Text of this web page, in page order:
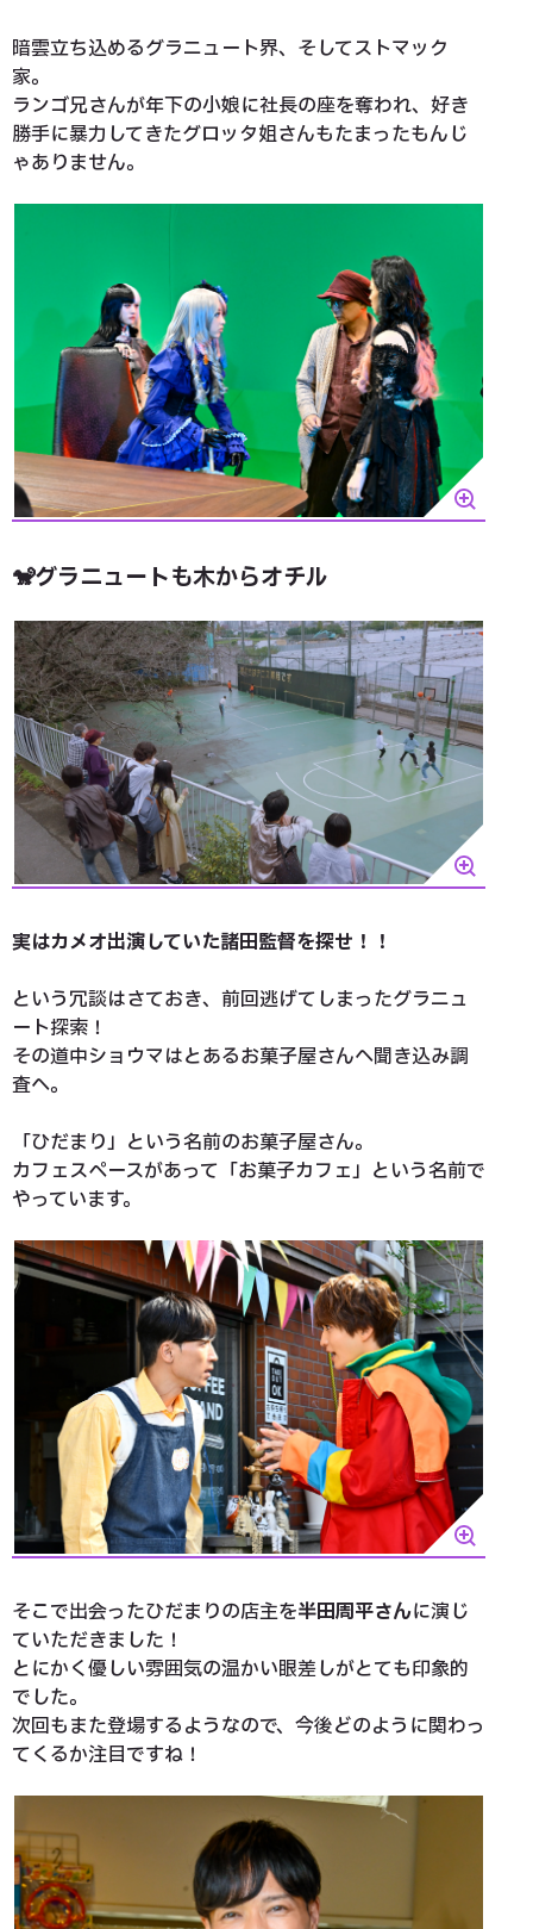
暗雲立ち込めるグラニュート界、そしてストマック
家。
ランゴ兄さんが年下の小娘に社長の座を奪われ、好き
勝手に暴力してきたグロッタ姐さんもたまったもんじ
ゃありません。
🐒グラニュートも木からオチル
実はカメオ出演していた諸田監督を探せ！！
という冗談はさておき、前回逃げてしまったグラニュ
ート探索！
その道中ショウマはとあるお菓子屋さんへ聞き込み調
査へ。
「ひだまり」という名前のお菓子屋さん。
カフェスペースがあって「お菓子カフェ」という名前で
やっています。
そこで出会ったひだまりの店主を半田周平さんに演じ
ていただきました！
とにかく優しい雰囲気の温かい眼差しがとても印象的
でした。
次回もまた登場するようなので、今後どのように関わっ
てくるか注目ですね！